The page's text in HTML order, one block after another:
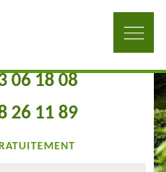
06 18 08
26 11 89